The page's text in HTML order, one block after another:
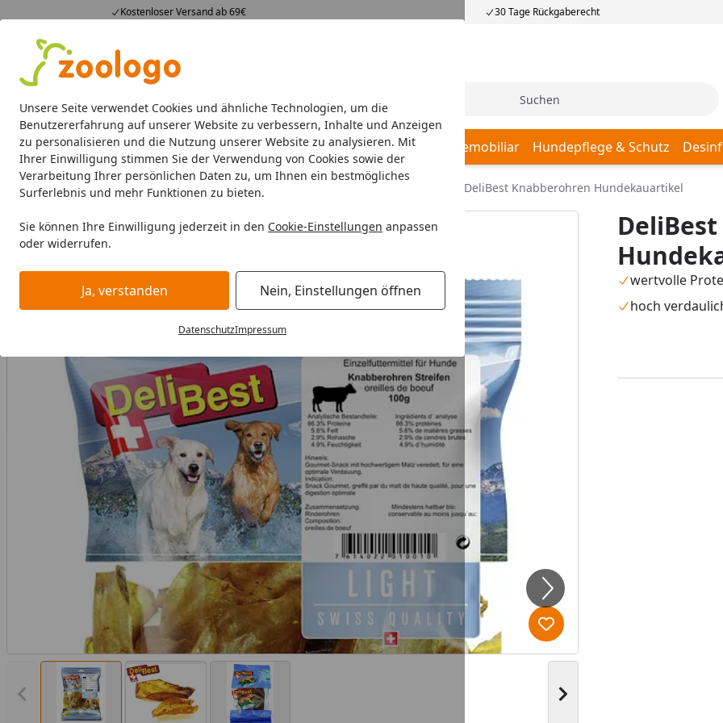
Unsere Seite verwendet Cookies und ähnliche Technologien, um die
Benutzererfahrung auf unserer Website zu verbessern, Inhalte und Anzeigen
zu personalisieren und die Nutzung unserer Website zu analysieren. Mit
Ihrer Einwilligung stimmen Sie der Verwendung von Cookies sowie der
Verarbeitung Ihrer persönlichen Daten zu, um Ihnen ein bestmögliches
Surferlebnis und mehr Funktionen zu bieten.
Sie können Ihre Einwilligung jederzeit in den Cookie-Einstellungen anpassen
oder widerrufen.
Ja, verstanden Nein, Einstellungen öffnen
DatenschutzImpressum
Kostenloser Versand ab 69€ 30 Tage Rückgaberecht
4,74
23.588 Bewertungen
Alle Produkte
Alle Produkte Angebote Neuheiten Sommerhits Suche
Hund Hundefutter Hundenäpfe & Co Hundeschlafplätze Hundemobiliar Hundepflege & Schutz
Startseite
Hund Hundefutter BARF & Frostfutter Kauartikel & Snacks DeliBest Knabberohren Hundekauartikel
Vorheriges Bild anzeigen Nächstes Bild anzeigen
Produkt zur Wunschliste
wertvolle
hoch